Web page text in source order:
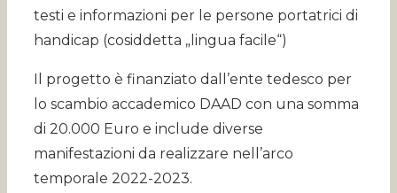
testi e informazioni per le persone portatrici di
handicap (cosiddetta „lingua facile“)
Il progetto è finanziato dall’ente tedesco per
lo scambio accademico DAAD con una somma
di 20.000 Euro e include diverse
manifestazioni da realizzare nell’arco
temporale 2022-2023.